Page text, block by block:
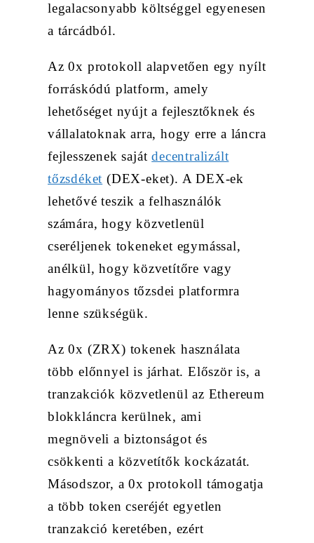
legalacsonyabb költséggel egyenesen
a tárcádból.
Az 0x protokoll alapvetően egy nyílt
forráskódú platform, amely
lehetőséget nyújt a fejlesztőknek és
vállalatoknak arra, hogy erre a láncra
fejlesszenek sajátdecentralizált
tőzsdéket (DEX-eket). A DEX-ek
lehetővé teszik a felhasználók
számára, hogy közvetlenül
cseréljenek tokeneket egymással,
anélkül, hogy közvetítőre vagy
hagyományos tőzsdei platformra
lenne szükségük.
Az 0x (ZRX) tokenek használata
több előnnyel is járhat. Először is, a
tranzakciók közvetlenül az Ethereum
blokkláncra kerülnek, ami
megnöveli a biztonságot és
csökkenti a közvetítők kockázatát.
Másodszor, a 0x protokoll támogatja
a több token cseréjét egyetlen
tranzakció keretében, ezért